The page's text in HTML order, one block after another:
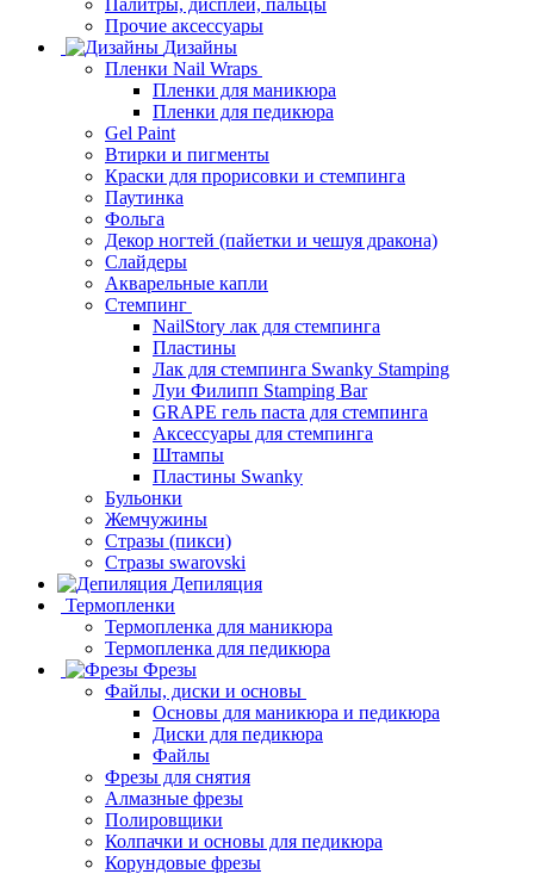
Прочие аксессуары
Дизайны
Пленки Nail Wraps
Пленки для маникюра
Пленки для педикюра
Gel Paint
Втирки и пигменты
Краски для прорисовки и стемпинга
Паутинка
Фольга
Декор ногтей (пайетки и чешуя дракона)
Слайдеры
Акварельные капли
Стемпинг
NailStory лак для стемпинга
Пластины
Лак для стемпинга Swanky Stamping
Луи Филипп Stamping Bar
GRAPE гель паста для стемпинга
Аксессуары для стемпинга
Штампы
Пластины Swanky
Бульонки
Жемчужины
Стразы (пикси)
Cтразы swarovski
Депиляция
Термопленки
Термопленка для маникюра
Термопленка для педикюра
Фрезы
Файлы, диски и основы
Основы для маникюра и педикюра
Диски для педикюра
Файлы
Фрезы для снятия
Алмазные фрезы
Полировщики
Колпачки и основы для педикюра
Корундовые фрезы